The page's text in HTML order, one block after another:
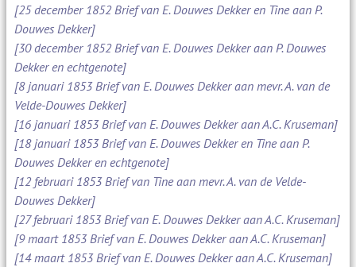
[25 december 1852 Brief van E. Douwes Dekker en Tine aan P.
Douwes Dekker]
[30 december 1852 Brief van E. Douwes Dekker aan P. Douwes
Dekker en echtgenote]
[8 januari 1853 Brief van E. Douwes Dekker aan mevr. A. van de
Velde-Douwes Dekker]
[16 januari 1853 Brief van E. Douwes Dekker aan A.C. Kruseman]
[18 januari 1853 Brief van E. Douwes Dekker en Tine aan P.
Douwes Dekker en echtgenote]
[12 februari 1853 Brief van Tine aan mevr. A. van de Velde-
Douwes Dekker]
[27 februari 1853 Brief van E. Douwes Dekker aan A.C. Kruseman]
[9 maart 1853 Brief van E. Douwes Dekker aan A.C. Kruseman]
[14 maart 1853 Brief van E. Douwes Dekker aan A.C. Kruseman]